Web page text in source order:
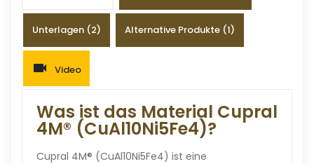
Unterlagen (2) Alternative Produkte (1)
Video
Was ist das Material Cupral
4M® (CuAl10Ni5Fe4)?
Cupral 4M® (CuAl10Ni5Fe4) ist eine